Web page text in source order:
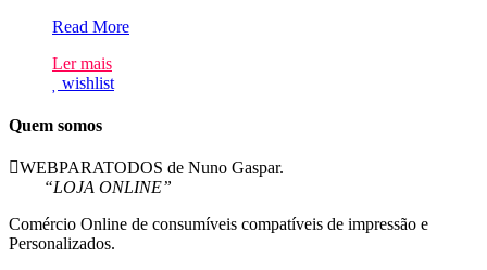
Epson
Azul
Tinteiro
Read More
Ler mais
wishlist
Quem somos
WEBPARATODOS de Nuno Gaspar.
“LOJA ONLINE”
Comércio Online de consumíveis compatíveis de impressão e
Personalizados.